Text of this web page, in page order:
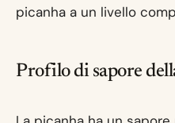
picanha a un livello
Profilo di sapore